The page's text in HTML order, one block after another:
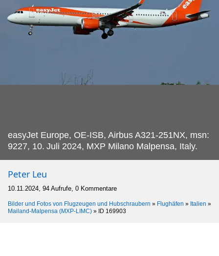
easyJet Europe, OE-ISB, Airbus A321-251NX, msn:
9227, 10. Juli 2024, MXP Milano Malpensa, Italy.
Peter Leu
10.11.2024, 94 Aufrufe, 0 Kommentare
Bilder und Fotos von Flugzeugen und Hubschraubern » Flughäfen » Italien »
Mailand-Malpensa (MXP-LIMC) » ID 169903